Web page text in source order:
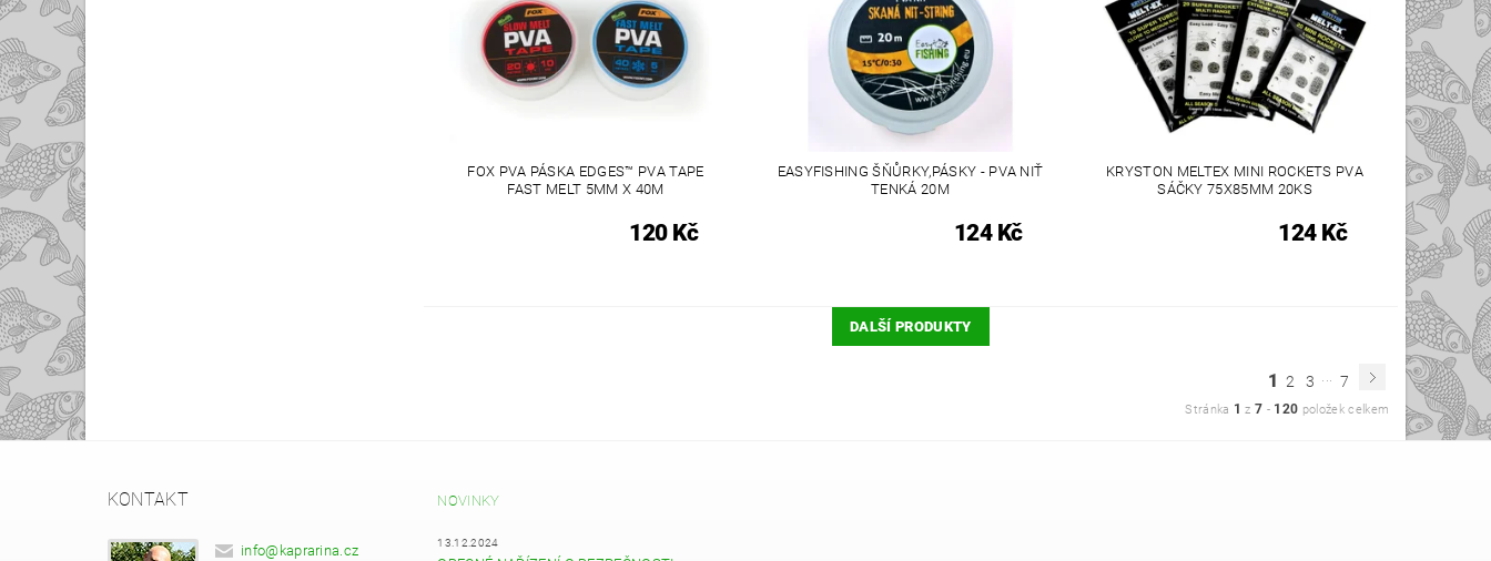
FOX PVA PÁSKA EDGES™ PVA TAPE
FAST MELT 5MM X 40M
120 Kč
EASYFISHING ŠŇŮRKY,PÁSKY - PVA NIŤ
TENKÁ 20M
124 Kč
KRYSTON MELTEX MINI ROCKETS PVA
SÁČKY 75X85MM 20KS
124 Kč
DALŠÍ PRODUKTY
1 2 3 7
Stránka 1 z7 - 120 položek celkem
KONTAKT
info@kaprarina.cz
NOVINKY
13.12.2024